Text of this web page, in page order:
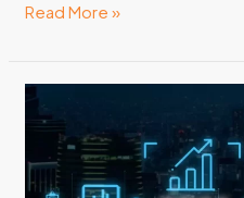
Read More »
Optimasi
Google
My
Business